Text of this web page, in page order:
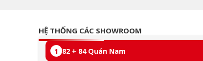
HỆ THỐNG CÁC SHOWROOM
1 82 + 84 Quán Nam